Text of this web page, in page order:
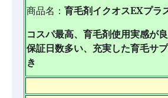
商品名： 育毛剤イクオスEXプラ
コスパ最高、育毛剤使用実感が
保証日数多い、充実した育毛サ
き